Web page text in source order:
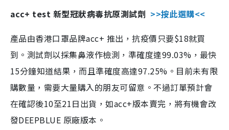
acc+ test 新型冠狀病毒抗原測試劑 >>按此選購<<
產品由香港口罩品牌acc+ 推出，抗疫價只要$18就買
到。測試劑以採集鼻液作檢測，準確度達99.03%，最快
15分鐘知道結果，而且準確度高達97.25%。目前未有限
購數量，需要大量購入的朋友可留意。不過訂單預計會
在確認後10至21日出貨，如acc+版本賣完，將有機會改
發DEEPBLUE 原廠版本。